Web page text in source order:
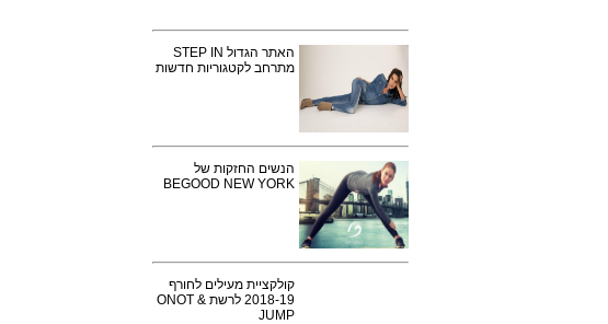
האתר הגדול STEP IN
מתרחב לקטגוריות חדשות
הנשים החזקות של
BEGOOD NEW YORK
קולקציית מעילים לחורף
2018-19 לרשת ONOT &
JUMP